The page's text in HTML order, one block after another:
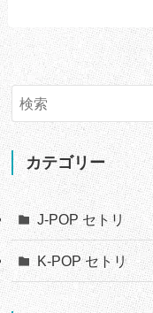
カテゴリー
J-POP セトリ
K-POP セトリ